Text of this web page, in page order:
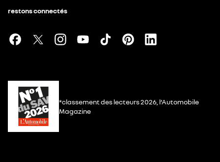
restons connectés
*classement des lecteurs 2026, l’Automobile
Magazine